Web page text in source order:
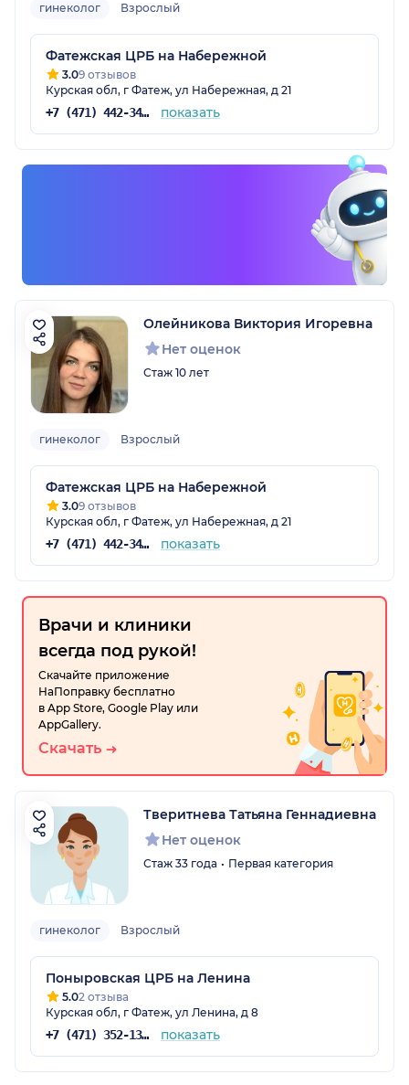
гинеколог Взрослый
Фатежская ЦРБ на Набережной
3.09 отзывов
Курская обл, г Фатеж, ул Набережная, д 21
+7 (471) 442-34-33 показать
Олейникова Виктория Игоревна
Нет оценок
Стаж 10 лет
гинеколог Взрослый
Фатежская ЦРБ на Набережной
3.09 отзывов
Курская обл, г Фатеж, ул Набережная, д 21
+7 (471) 442-34-33 показать
Врачи и клиники
всегда под рукой!
Скачайте приложение
НаПоправку бесплатно
в App Store, Google Play или
AppGallery.
Скачать
Тверитнева Татьяна Геннадиевна
Нет оценок
Стаж 33 года Первая категория
гинеколог Взрослый
Поныровская ЦРБ на Ленина
5.02 отзыва
Курская обл, г Фатеж, ул Ленина, д 8
+7 (471) 352-13-44 показать